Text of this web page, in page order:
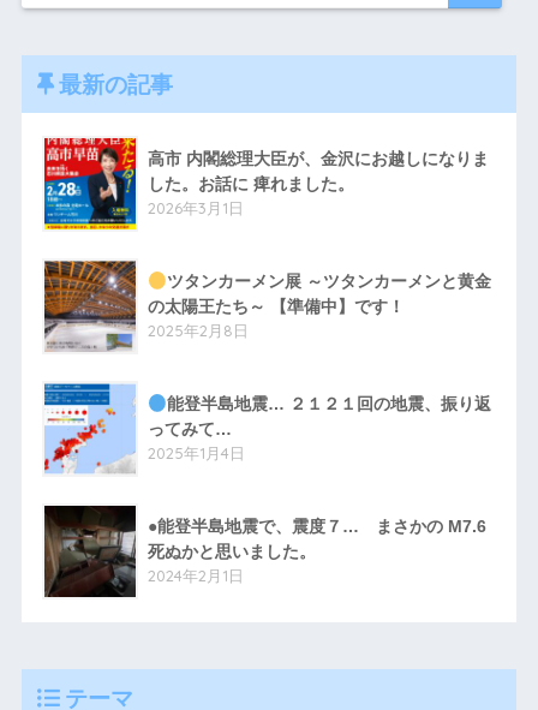
最新の記事
高市 内閣総理大臣が、金沢にお越しになりま
した。お話に 痺れました。
2026年3月1日
ツタンカーメン展 ～ツタンカーメンと黄金
の太陽王たち～ 【準備中】です！
2025年2月8日
能登半島地震… ２１２１回の地震、振り返
ってみて…
2025年1月4日
●能登半島地震で、震度７… まさかの M7.6
死ぬかと思いました。
2024年2月1日
テーマ